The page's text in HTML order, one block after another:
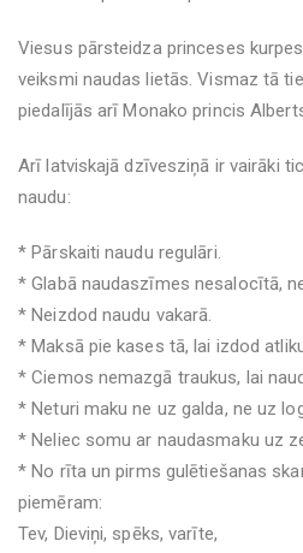
Viesus pārsteidza princeses
veiksmi naudas lietās. Vismaz tā
piedalījās arī Monako princis
Arī latviskajā dzīvesziņā ir vairāki
naudu:
* Pārskaiti naudu regulāri.
* Glabā naudaszīmes nesalocītā,
* Neizdod naudu vakarā.
* Maksā pie kases tā, lai izdod
* Ciemos nemazgā traukus, lai
* Neturi maku ne uz galda, ne uz
* Neliec somu ar naudasmaku uz
* No rīta un pirms gulētiešanas
piemēram:
Tev, Dieviņi, spēks, varīte,